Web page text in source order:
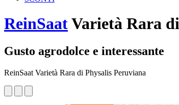
ReinSaatVarietà Rara
Gusto agrodolce e interessante
ReinSaat Varietà Rara di Physalis Peruviana